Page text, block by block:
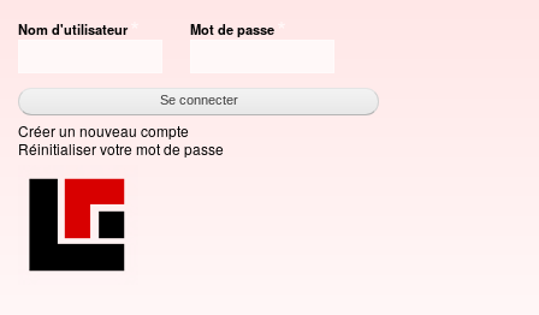
au
principal
Nom d'utilisateur Mot de passe
Créer un nouveau compte
Réinitialiser votre mot de passe